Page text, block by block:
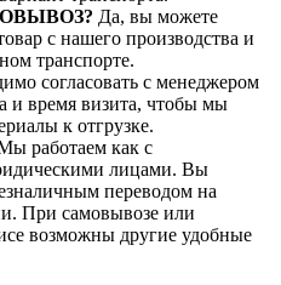
Да, вы можете
с нашего производства и
транспорте.
согласовать с менеджером
и время визита, чтобы мы
к отгрузке.
работаем как с
лицами. Вы
переводом на
При самовывозе или
возможны другие удобные